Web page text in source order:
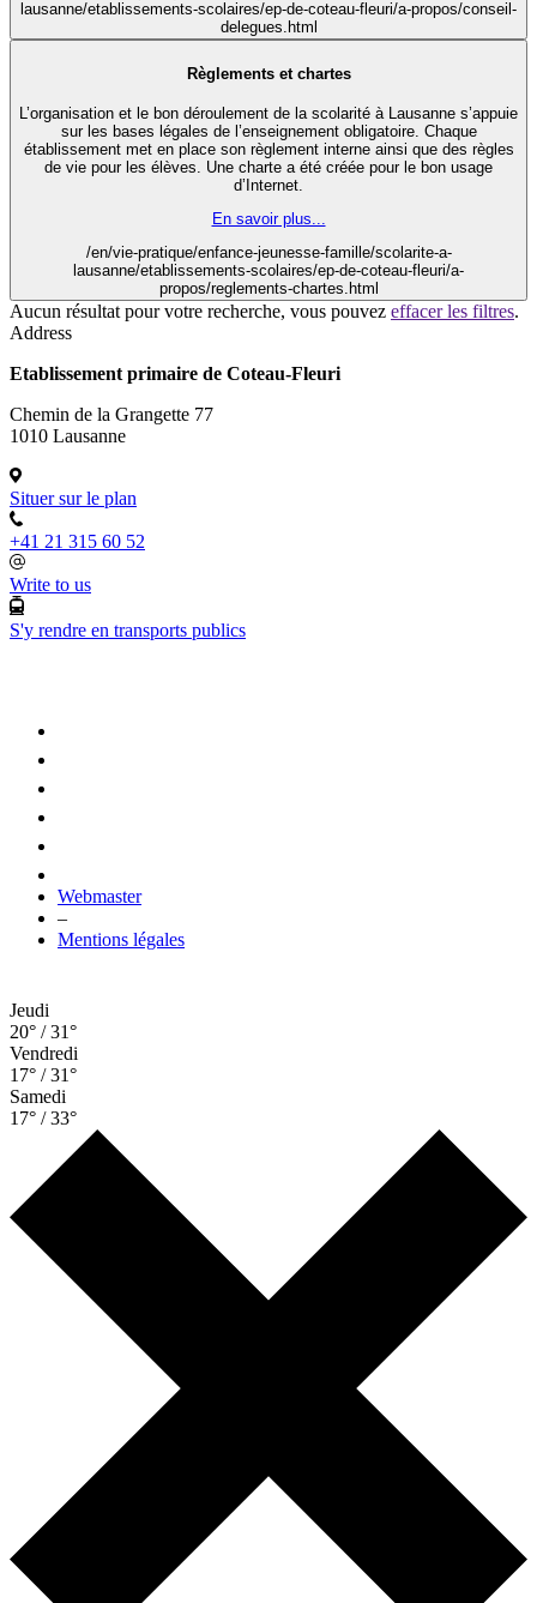
lausanne/etablissements-scolaires/ep-de-coteau-fleuri/a-propos/conseil-
delegues.html
Règlements et chartes
L’organisation et le bon déroulement de la scolarité à Lausanne s’appuie
sur les bases légales de l’enseignement obligatoire. Chaque
établissement met en place son règlement interne ainsi que des règles
de vie pour les élèves. Une charte a été créée pour le bon usage
d’Internet.
En savoir plus...
/en/vie-pratique/enfance-jeunesse-famille/scolarite-a-
lausanne/etablissements-scolaires/ep-de-coteau-fleuri/a-
propos/reglements-chartes.html
Aucun résultat pour votre recherche, vous pouvez effacer les filtres.
Address
Etablissement primaire de Coteau-Fleuri
Chemin de la Grangette 77
1010 Lausanne
Situer sur le plan
+41 21 315 60 52
Write to us
S'y rendre en transports publics
Webmaster
–
Mentions légales
Jeudi
20° / 31°
Vendredi
17° / 31°
Samedi
17° / 33°